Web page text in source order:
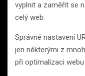
vyplnit a zaměřit se
celý web.
Správné nastavení
jen některými z
při optimalizaci